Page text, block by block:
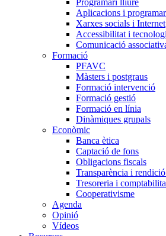
Programari lliure
Aplicacions i
Xarxes socials i Internet
Accessibilitat i
Comunicació
Formació
PFAVC
Màsters i postgraus
Formació intervenció
Formació gestió
Formació en línia
Dinàmiques grupals
Econòmic
Banca ètica
Captació de fons
Obligacions fiscals
Transparència i
Tresoreria i
Cooperativisme
Agenda
Opinió
Vídeos